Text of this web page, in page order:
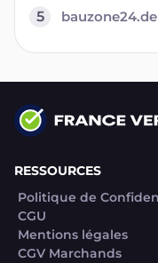
5 bauzone24.de
RESSOURCES
Politique de
CGU
Mentions légales
CGV Marchands